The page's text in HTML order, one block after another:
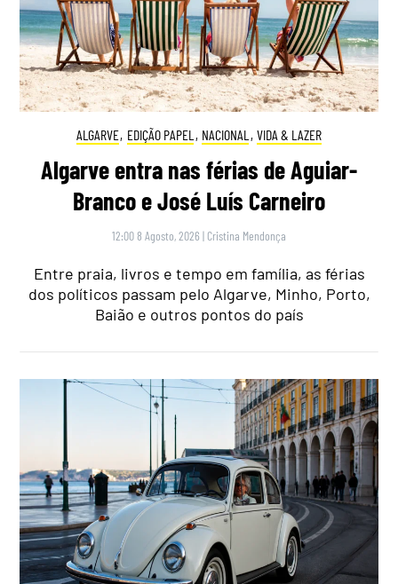
ALGARVE, EDIÇÃO PAPEL , NACIONAL , VIDA & LAZER
Algarve entra nas férias de Aguiar-
Branco e José Luís Carneiro
12:00 8 Agosto, 2026 | Cristina Mendonça
Entre praia, livros e tempo em família, as férias
dos políticos passam pelo Algarve, Minho, Porto,
Baião e outros pontos do país